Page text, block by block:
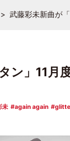
武藤彩未新曲が
ン」11月
未 again again